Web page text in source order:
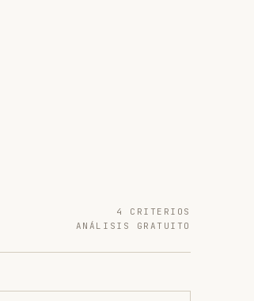
4 CRITERIOS
ANÁLISIS GRATUITO